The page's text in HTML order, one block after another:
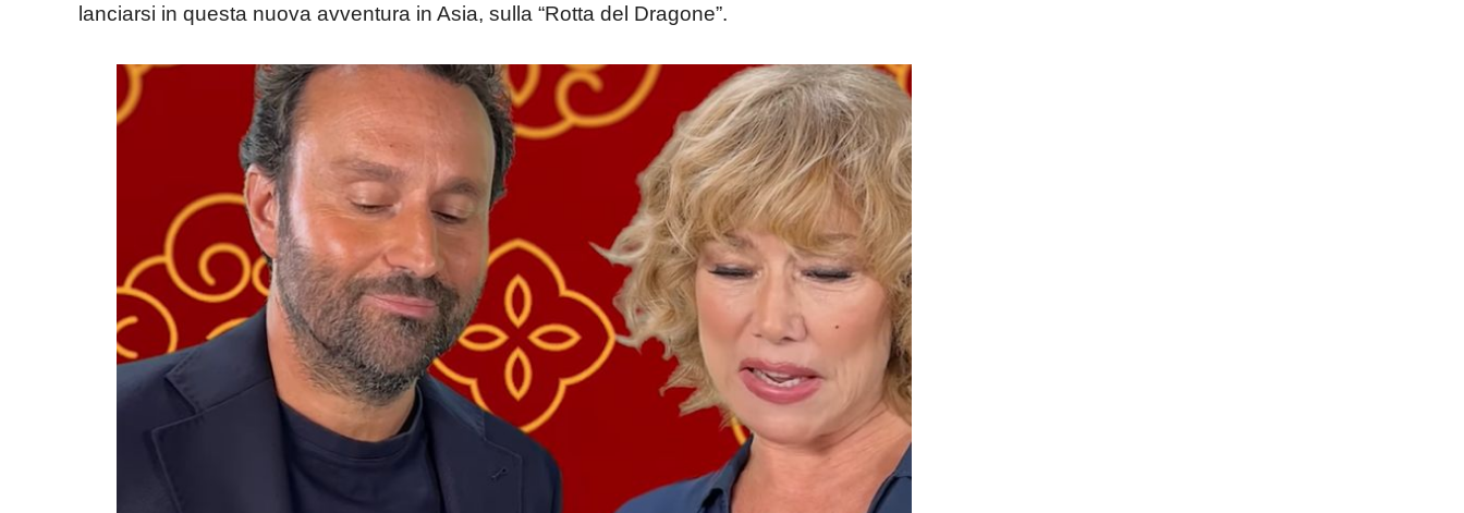
lanciarsi in questa nuova avventura in Asia, sulla “Rotta del Dragone”.